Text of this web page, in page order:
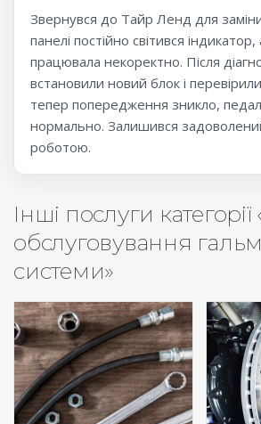
Звернувся до Тайр Ленд для
панелі постійно світився
працювала некоректно. Після
встановили новий блок і
тепер попередження зникло,
нормально. Залишився
роботою.
Інші послуги
обслуговування
системи»